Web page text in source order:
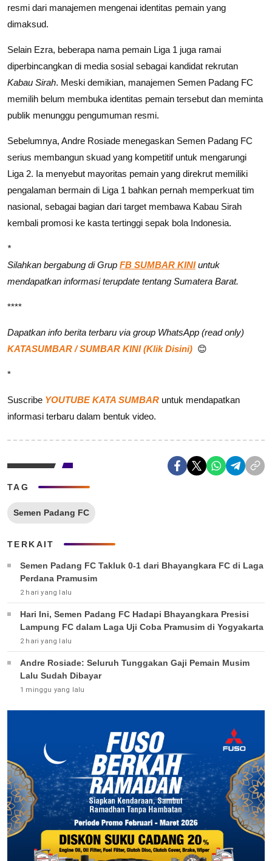
resmi dari manajemen mengenai identitas pemain yang
dimaksud.
Selain Ezra, beberapa nama pemain Liga 1 juga ramai
diperbincangkan di media sosial sebagai kandidat rekrutan
Kabau Sirah. Meski demikian, manajemen Semen Padang FC
memilih belum membuka identitas pemain tersebut dan meminta
publik menunggu pengumuman resmi.
Sebelumnya, Andre Rosiade menegaskan Semen Padang FC
serius membangun skuad yang kompetitif untuk mengarungi
Liga 2. Ia menyebut mayoritas pemain yang direkrut memiliki
pengalaman bermain di Liga 1 bahkan pernah memperkuat tim
nasional, sebagai bagian dari target membawa Kabau Sirah
kembali promosi ke kasta tertinggi sepak bola Indonesia.
*
Silahkan bergabung di Grup FB SUMBAR KINIuntuk
mendapatkan informasi terupdate tentang Sumatera Barat.
****
Dapatkan info berita terbaru via group WhatsApp (read only)
KATASUMBAR / SUMBAR KINI (Klik Disini) 😊
*
Suscribe YOUTUBE KATA SUMBAR untuk mendapatkan
informasi terbaru dalam bentuk video.
TAG
Semen Padang FC
TERKAIT
Semen Padang FC Takluk 0-1 dari Bhayangkara FC di Laga
Perdana Pramusim
2 hari yang lalu
Hari Ini, Semen Padang FC Hadapi Bhayangkara Presisi
Lampung FC dalam Laga Uji Coba Pramusim di Yogyakarta
2 hari yang lalu
Andre Rosiade: Seluruh Tunggakan Gaji Pemain Musim
Lalu Sudah Dibayar
1 minggu yang lalu